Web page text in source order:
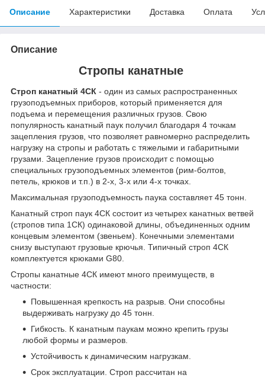
Описание Характеристики Доставка Оплата
Описание
Стропы канатные
Строп канатный 4СК - один из самых распространенных
грузоподъемных приборов, который применяется для
подъема и перемещения различных грузов. Свою
популярность канатный паук получил благодаря 4 точкам
зацепления грузов, что позволяет равномерно распределить
нагрузку на стропы и работать с тяжелыми и габаритными
грузами. Зацепление грузов происходит с помощью
специальных грузоподъемных элементов (рим-болтов,
петель, крюков и т.п.) в 2-х, 3-х или 4-х точках.
Максимальная грузоподъемность паука составляет 45 тонн.
Канатный строп паук 4СК состоит из четырех канатных ветвей
(стропов типа 1СК) одинаковой длины, объединенных одним
концевым элементом (звеньем). Конечными элементами
снизу выступают грузовые крючья. Типичный строп 4СК
комплектуется крюками G80.
Стропы канатные 4СК имеют много преимуществ, в
частности:
Повышенная крепкость на разрыв. Они способны
выдерживать нагрузку до 45 тонн.
Гибкость. К канатным паукам можно крепить грузы
любой формы и размеров.
Устойчивость к динамическим нагрузкам.
Срок эксплуатации. Строп рассчитан на